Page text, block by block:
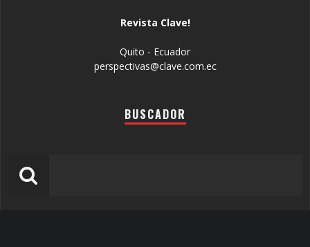
Revista Clave!
Quito - Ecuador
perspectivas@clave.com.ec
BUSCADOR